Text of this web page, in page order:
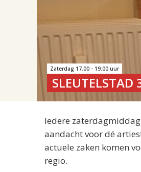
Zaterdag 17.00 - 19.00 uur
SLEUTELSTAD
Iedere
aandacht voor dé
actuele zaken komen
regio.